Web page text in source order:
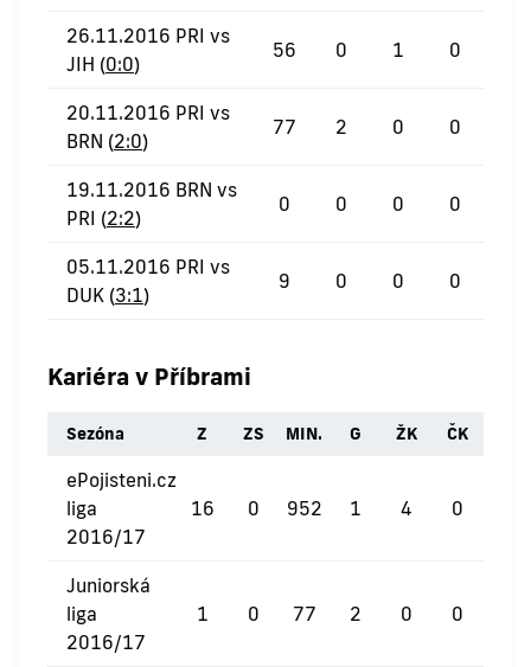
26.11.2016 PRI vs
JIH (0:0)
56 0 1 0
20.11.2016 PRI vs
BRN (2:0)
77 2 0 0
19.11.2016 BRN vs
PRI (2:2)
0 0 0 0
05.11.2016 PRI vs
DUK (3:1)
9 0 0 0
Kariéra v Příbrami
Sezóna Z ZS MIN. G ŽK ČK
ePojisteni.cz
liga
2016/17
16 0 952 1 4 0
Juniorská
liga
2016/17
1 0 77 2 0 0